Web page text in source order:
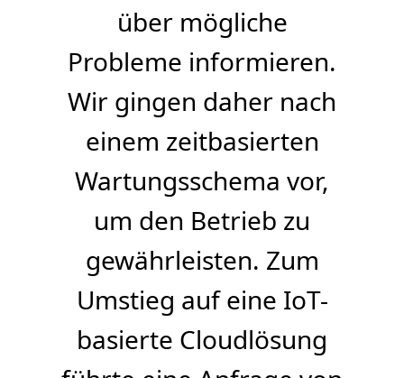
über mögliche
Probleme informieren.
Wir gingen daher nach
einem zeitbasierten
Wartungsschema vor,
um den Betrieb zu
gewährleisten. Zum
Umstieg auf eine IoT-
basierte Cloudlösung